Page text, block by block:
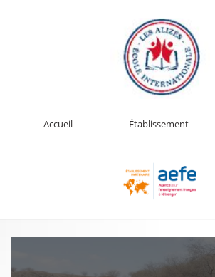
Accueil Établissement